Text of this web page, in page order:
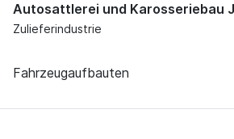
Autosattlerei und Karosseriebau
Zulieferindustrie
Fahrzeugaufbauten